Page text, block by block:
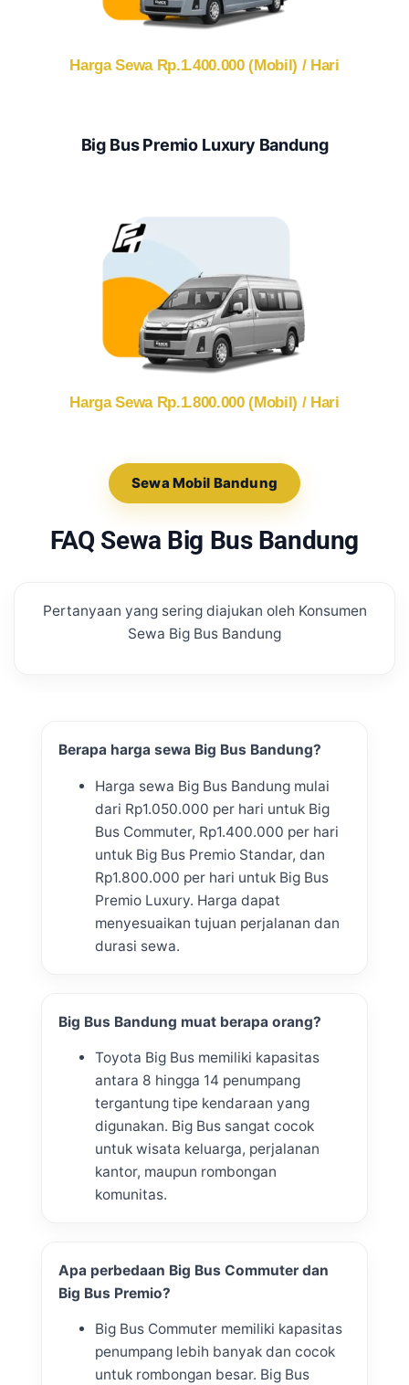
Harga Sewa Rp.1.400.000 (Mobil) / Hari
Big Bus Premio Luxury Bandung
Harga Sewa Rp.1.800.000 (Mobil) / Hari
Sewa Mobil Bandung
FAQ Sewa Big Bus Bandung
Pertanyaan yang sering diajukan oleh Konsumen
Sewa Big Bus Bandung
Berapa harga sewa Big Bus Bandung?
Harga sewa Big Bus Bandung mulai
dari Rp1.050.000 per hari untuk Big
Bus Commuter, Rp1.400.000 per hari
untuk Big Bus Premio Standar, dan
Rp1.800.000 per hari untuk Big Bus
Premio Luxury. Harga dapat
menyesuaikan tujuan perjalanan dan
durasi sewa.
Big Bus Bandung muat berapa orang?
Toyota Big Bus memiliki kapasitas
antara 8 hingga 14 penumpang
tergantung tipe kendaraan yang
digunakan. Big Bus sangat cocok
untuk wisata keluarga, perjalanan
kantor, maupun rombongan
komunitas.
Apa perbedaan Big Bus Commuter dan
Big Bus Premio?
Big Bus Commuter memiliki kapasitas
penumpang lebih banyak dan cocok
untuk rombongan besar. Big Bus